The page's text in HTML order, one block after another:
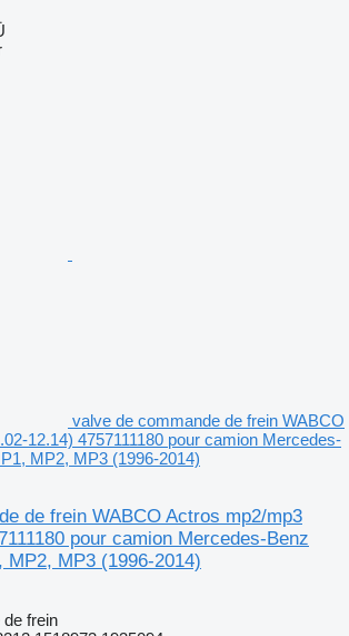
valve de commande de frein WABCO
12.14) 4757111180 pour camion Mercedes-
MP2, MP3 (1996-2014)
de frein WABCO Actros mp2/mp3
pour camion Mercedes-Benz
MP3 (1996-2014)
frein